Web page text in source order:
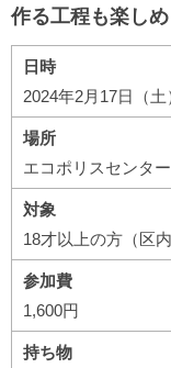
作る工程も楽し
日時
2024年2月17日（
場所
エコポリスセンタ
対象
18才以上の方（区
参加費
1,600円
持ち物